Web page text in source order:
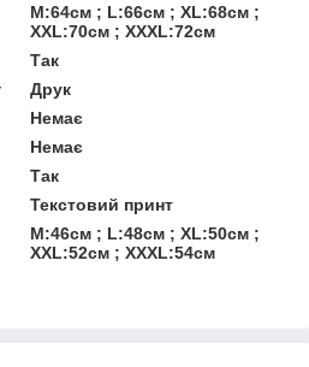
M:64см ; L:66см ; XL:68см ;
XXL:70см ; XXXL:72см
Так
Друк
Немає
Немає
Так
Текстовий принт
M:46см ; L:48см ; XL:50см ;
XXL:52см ; XXXL:54см